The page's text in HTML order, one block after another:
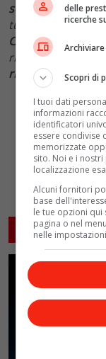
semestre
del
tutti gli obiettivi
Commissione
ricevere altri
ricevutinegli
ARTICOLI
delle
ricerche
Scopri di
I tuoi dati
informazioni
identificatori
essere condivise
memorizzate
sito. Noi e i
localizzazione
Alcuni fornitori
base
le tue opzioni qui
pagina o nel
nelle